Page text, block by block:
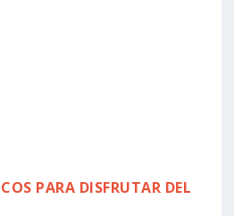
PARA DISFRUTAR DEL